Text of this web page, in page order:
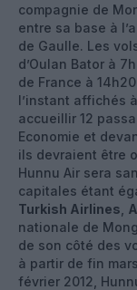
compagnie de
entre sa base à
de Gaulle. Les
d’Oulan Bator à
de France à
l’instant affichés
accueillir 12
Economie et
ils devraient être
Hunnu Air sera
capitales étant
Turkish Airlines
nationale de
de son côté des
à partir de fin
février 2012,